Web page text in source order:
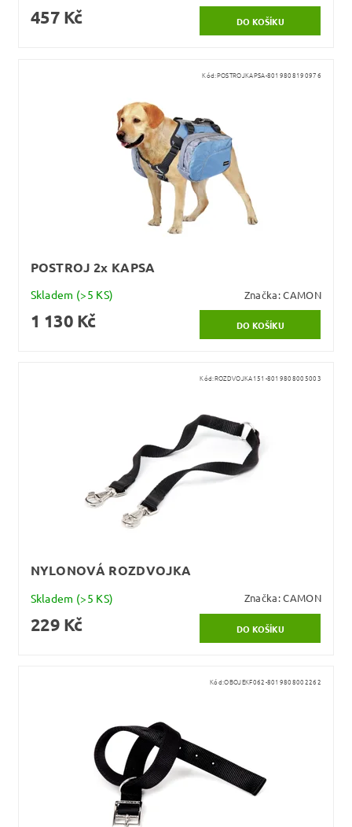
457 Kč
Kód:POSTROJKAPSA-8019808190976
POSTROJ 2x KAPSA
Skladem (>5 KS) Značka:CAMON
1 130 Kč
Kód:ROZDVOJKA151-8019808005003
NYLONOVÁ ROZDVOJKA
Skladem (>5 KS) Značka:CAMON
229 Kč
Kód:OBOJEKF062-8019808002262